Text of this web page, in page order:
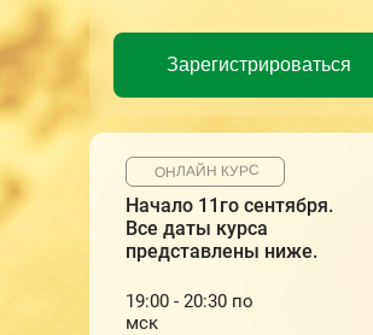
ОНЛАЙН КУРС
Начало 11го сентября.
Все даты курса
представлены ниже.
19:00 - 20:30 по
мск
Зарегистрироваться